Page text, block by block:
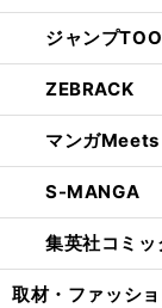
ジャンプ
ZEBRACK
マンガMeets
S-MANGA
集英社コミッ
取材・ファッシ